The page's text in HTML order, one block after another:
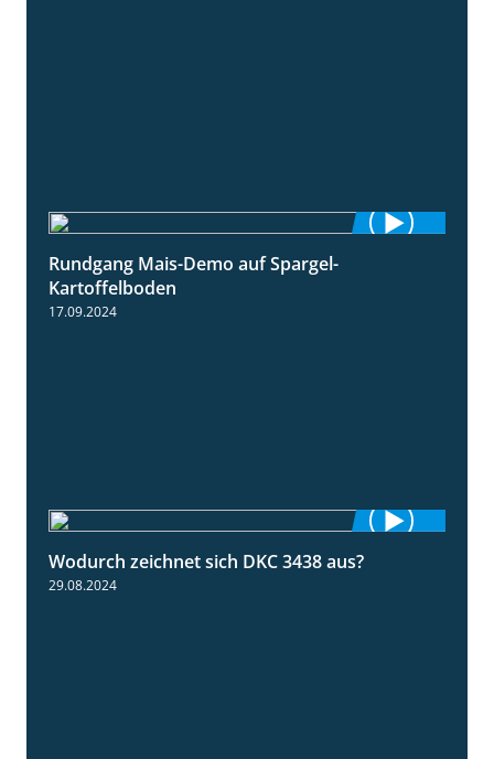
Rundgang Mais-Demo auf Spargel-
Kartoffelboden
17.09.2024
Wodurch zeichnet sich DKC 3438 aus?
29.08.2024